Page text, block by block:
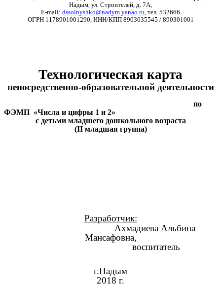
Надым, ул. Строителей, д. 7А,
E-mail: dssolnyshko@nadym.yanao.ru, тел. 532666
ОГРН 1178901001290, ИНН/КПП 8903035545 / 890301001
Технологическая карта
непосредственно-образовательной деятельности
по
ФЭМП «Числа и цифры 1 и 2»
с детьми младшего дошкольного возраста
(II младшая группа)
Разработчик:
Ахмадиева Альбина
Мансафовна,
воспитатель
г.Надым
2018 г.